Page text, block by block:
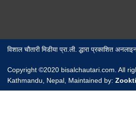
विशाल चौतारी मिडीया प्रा.ली. द्धारा प्रकाशित
Copyright ©2020 bisalchautari.com. All
Kathmandu, Nepal, Maintained by: Zookti